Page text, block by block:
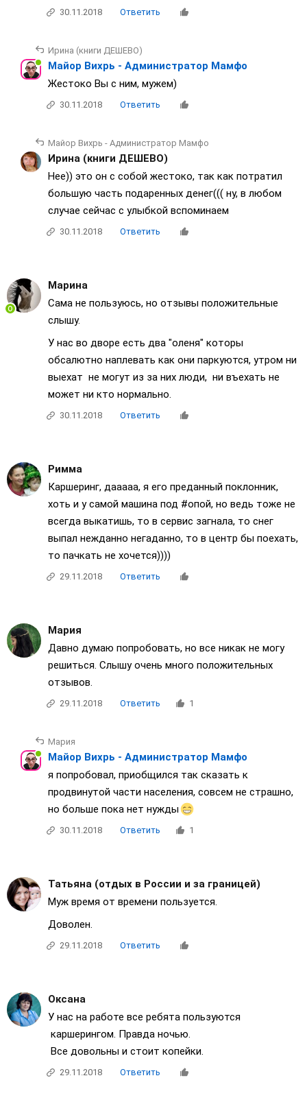
30.11.2018 Ответить
Ирина (книги ДЕШЕВО)
Майор Вихрь - Администратор Мамфо
Жестоко Вы с ним, мужем)
30.11.2018 Ответить
Майор Вихрь - Администратор Мамфо
Ирина (книги ДЕШЕВО)
Нее)) это он с собой жестоко, так как потратил
большую часть подаренных денег((( ну, в любом
случае сейчас с улыбкой вспоминаем
30.11.2018 Ответить
Марина
Сама не пользуюсь, но отзывы положительные
слышу.
У нас во дворе есть два "оленя" которы
обсалютно наплевать как они паркуются, утром ни
выехат не могут из за них люди, ни въехать не
может ни кто нормально.
30.11.2018 Ответить
Римма
Каршеринг, дааааа, я его преданный поклонник,
хоть и у самой машина под #опой, но ведь тоже не
всегда выкатишь, то в сервис загнала, то снег
выпал нежданно негаданно, то в центр бы поехать,
то пачкать не хочется))))
29.11.2018 Ответить
Мария
Давно думаю попробовать, но все никак не могу
решиться. Слышу очень много положительных
отзывов.
29.11.2018 Ответить 1
Мария
Майор Вихрь - Администратор Мамфо
я попробовал, приобщился так сказать к
продвинутой части населения, совсем не страшно,
но больше пока нет нужды
30.11.2018 Ответить 1
Татьяна (отдых в России и за границей)
Муж время от времени пользуется.
Доволен.
29.11.2018 Ответить
Оксана
У нас на работе все ребята пользуются
каршерингом. Правда ночью.
Все довольны и стоит копейки.
29.11.2018 Ответить